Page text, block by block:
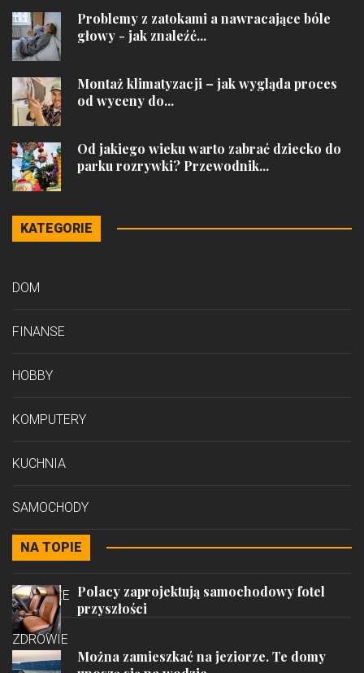
Problemy z zatokami a nawracające bóle
głowy - jak znaleźć...
Montaż klimatyzacji – jak wygląda proces
od wyceny do...
Od jakiego wieku warto zabrać dziecko do
parku rozrywki? Przewodnik...
KATEGORIE
DOM
FINANSE
HOBBY
KOMPUTERY
KUCHNIA
SAMOCHODY
STYL
PODRÓŻE
ZDROWIE
NA TOPIE
Polacy zaprojektują samochodowy fotel
przyszłości
Można zamieszkać na jeziorze. Te domy